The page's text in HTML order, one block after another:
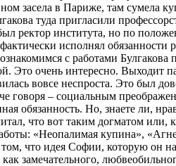
засела в Париже, там сумела
туда пригласили
ректор института, но по
исполнял обязанности
с работами
Это очень интересно. Выходит
вовсе неспроста. Это был
говоря – социальным
обязанность. Но, знаете ли,
что вот таким догматом или,
«Неопалимая купина»,
что идея Софии, которую он
замечательного,